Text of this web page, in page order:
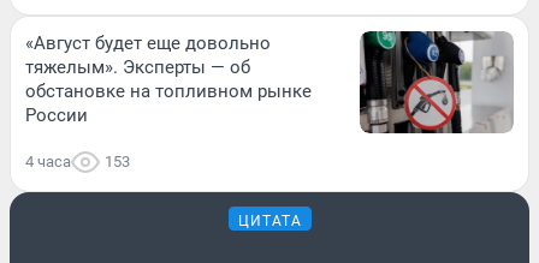
«Август будет еще довольно
тяжелым». Эксперты — об
обстановке на топливном рынке
России
4 часа 153
ЦИТАТА